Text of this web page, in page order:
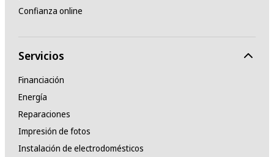
Confianza online
Servicios
Financiación
Energía
Reparaciones
Impresión de fotos
Instalación de electrodomésticos